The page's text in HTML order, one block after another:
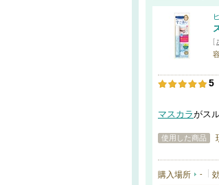
[
5
マスカラがス
使用した商品
購入場所 -